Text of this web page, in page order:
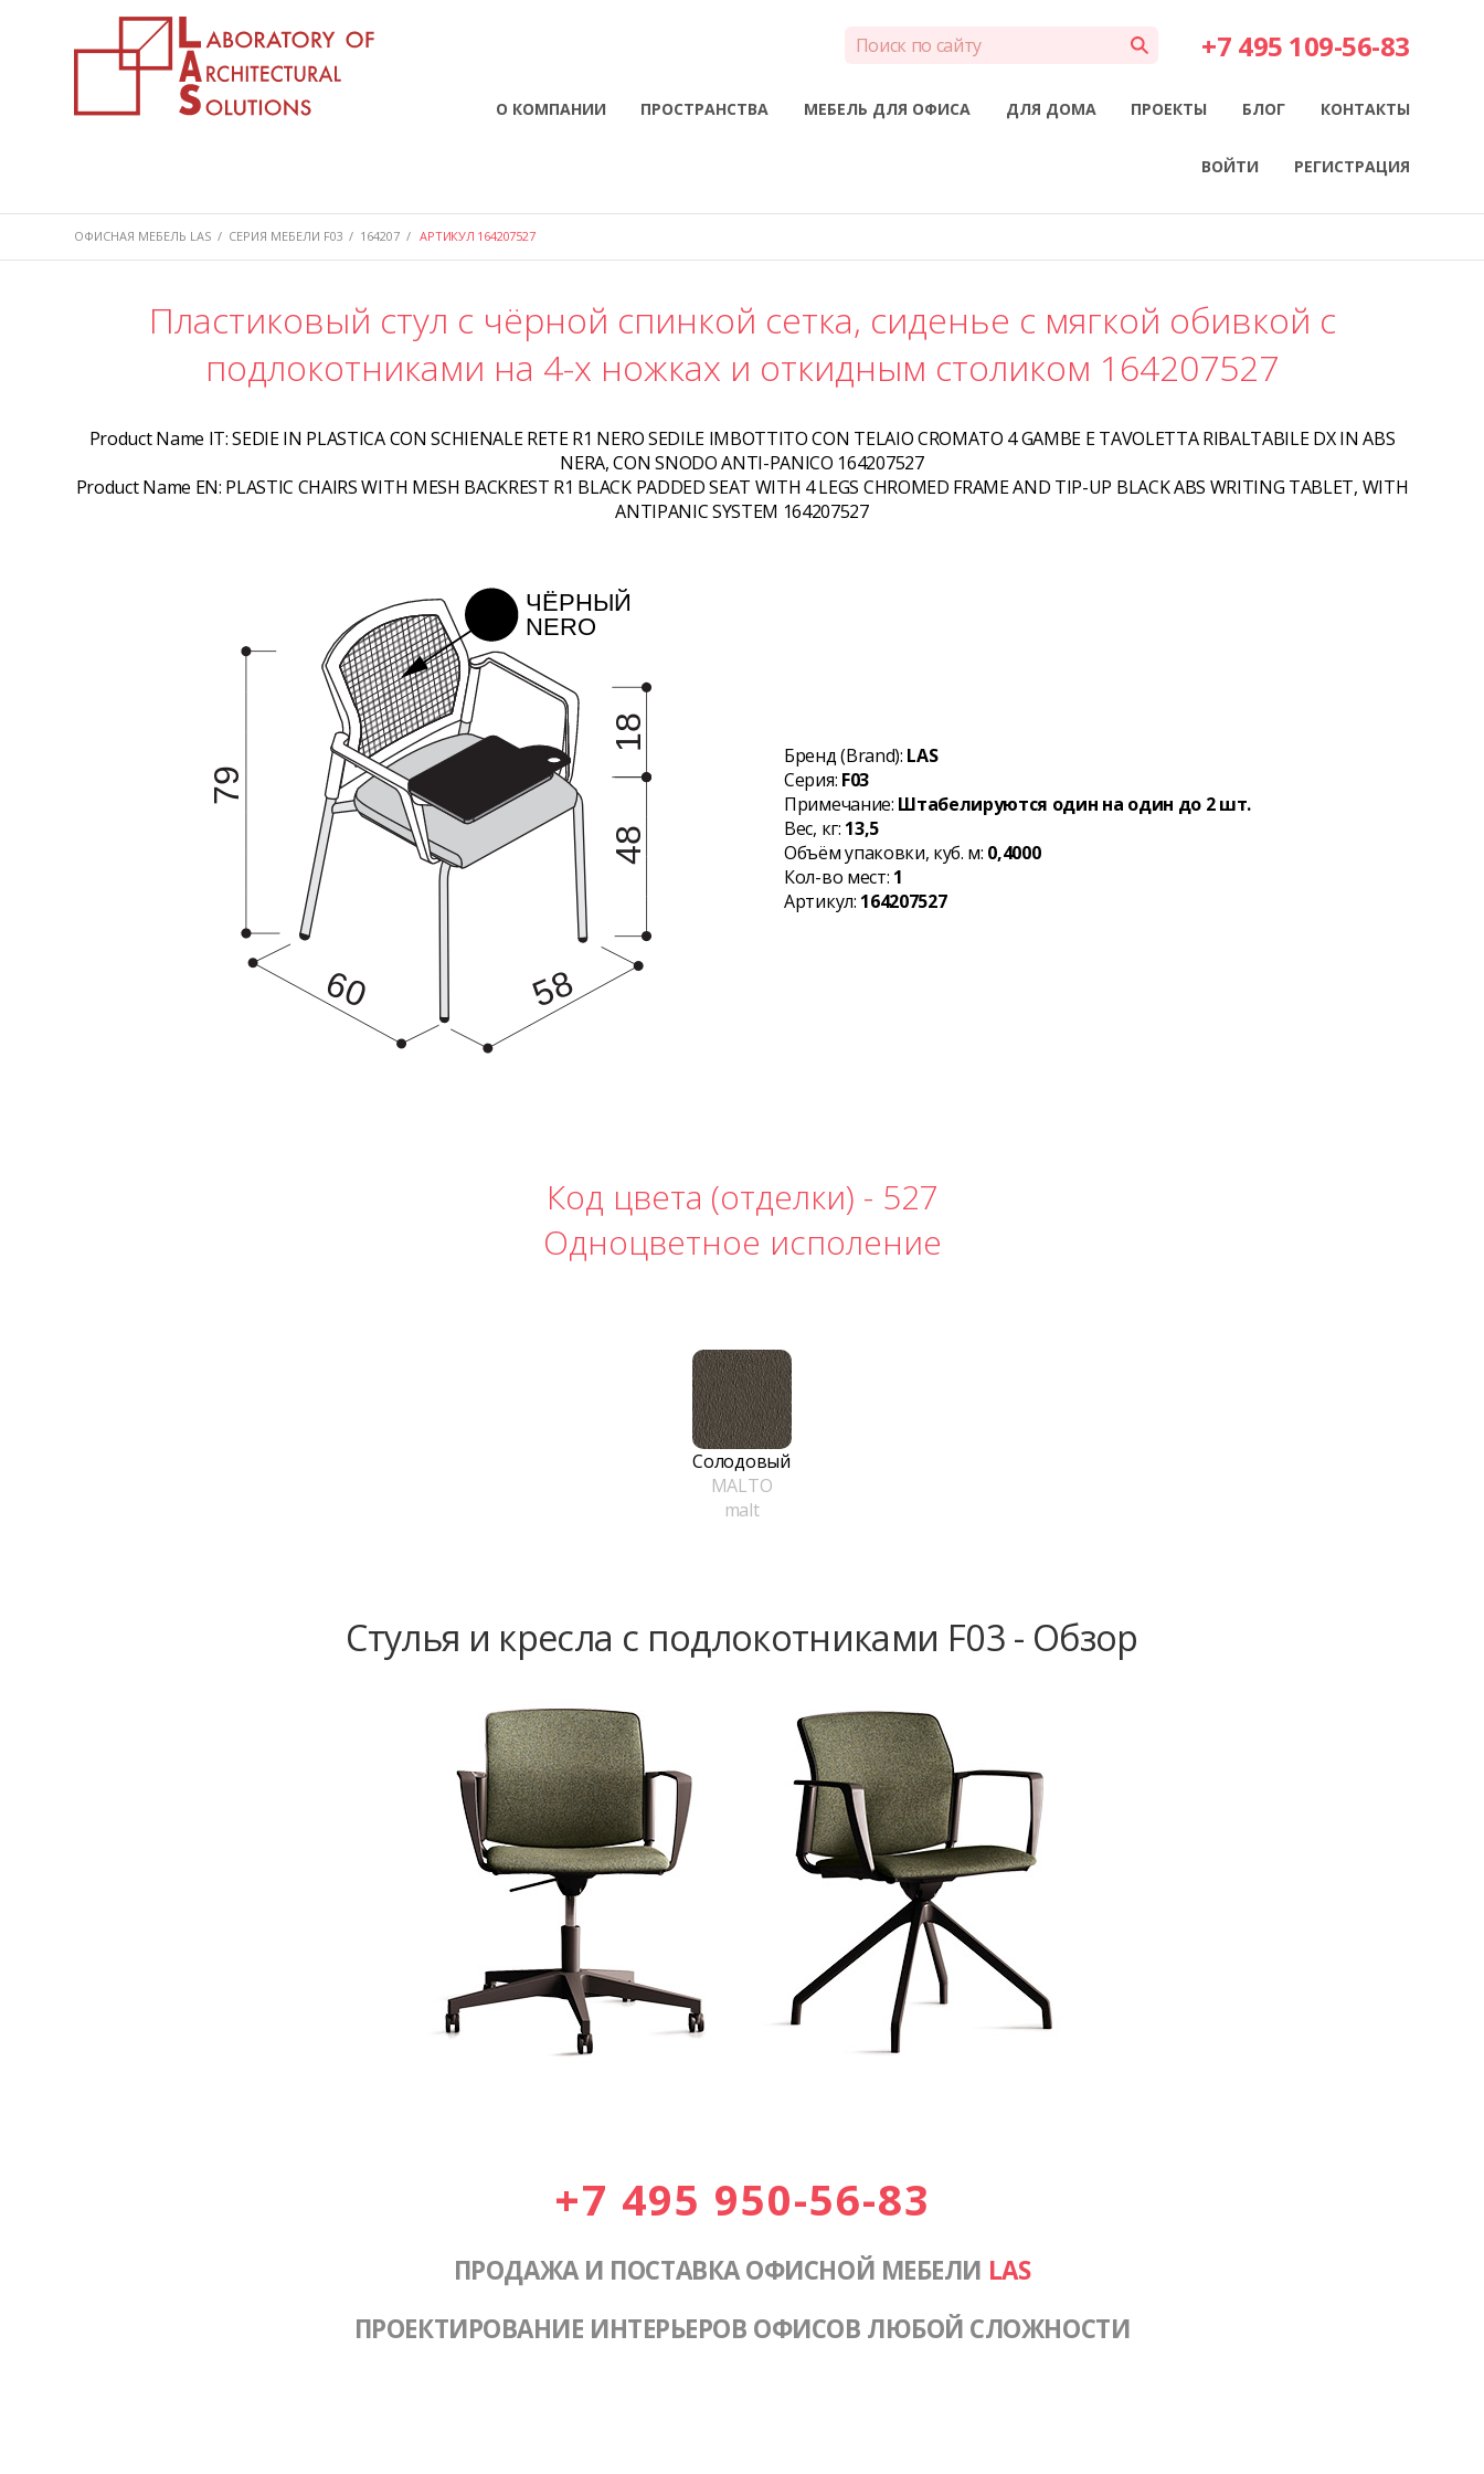
+7 495 109-56-83
О КОМПАНИИ ПРОСТРАНСТВА МЕБЕЛЬ ДЛЯ ОФИСА ДЛЯ ДОМА ПРОЕКТЫ БЛОГ КОНТАКТЫ
ВОЙТИ РЕГИСТРАЦИЯ
ОФИСНАЯ МЕБЕЛЬ LAS / СЕРИЯ МЕБЕЛИ F03 / 164207 / АРТИКУЛ 164207527
Пластиковый стул с чёрной спинкой сетка, сиденье с мягкой обивкой с
подлокотниками на 4-х ножках и откидным столиком 164207527
Product Name IT:SEDIE IN PLASTICA CON SCHIENALE RETE R1 NERO SEDILE IMBOTTITO CON TELAIO CROMATO 4 GAMBE E TAVOLETTA RIBALTABILE DX IN ABS
NERA, CON SNODO ANTI-PANICO 164207527
Product Name EN: PLASTIC CHAIRS WITH MESH BACKREST R1 BLACK PADDED SEAT WITH 4 LEGS CHROMED FRAME AND TIP-UP BLACK ABS WRITING TABLET, WITH
ANTIPANIC SYSTEM 164207527
Бренд (Brand): LAS
Серия: F03
Примечание: Штабелируются один на один до 2 шт.
Вес, кг: 13,5
Объём упаковки, куб. м: 0,4000
Кол-во мест: 1
Артикул: 164207527
Код цвета (отделки) - 527
Одноцветное исполение
Солодовый
MALTO
malt
Стулья и кресла с подлокотниками F03 - Обзор
+7 495 950-56-83
ПРОДАЖА И ПОСТАВКА ОФИСНОЙ МЕБЕЛИ LAS
ПРОЕКТИРОВАНИЕ ИНТЕРЬЕРОВ ОФИСОВ ЛЮБОЙ СЛОЖНОСТИ